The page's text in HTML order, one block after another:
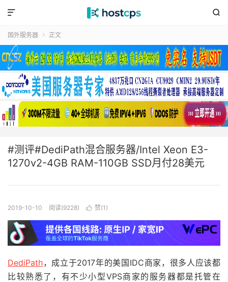


国外服务器  正文
#测评#DediPath混合服务器/Intel Xeon E3-
1270v2-4GB RAM-110GB SSD月付28美元
2019-10-10 阅读(9228)  赞(1 )
DediPath，成立于2017年的美国IDC商家，很多人应该都
比较熟悉了，有不少小型VPS商家的服务器都是托管在